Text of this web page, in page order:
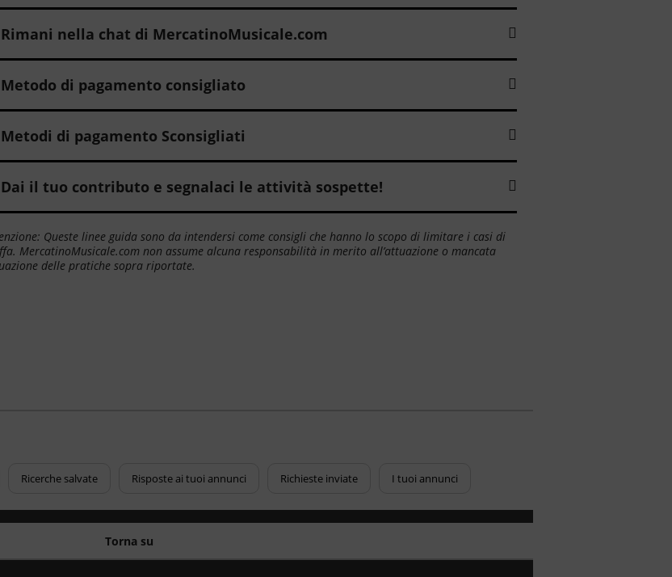
Rimani nella chat di MercatinoMusicale.com
di pagamento consigliato
Metodi di pagamento Sconsigliati
Dai il tuo contributo e segnalaci le attività sospette!
Queste linee guida sono da intendersi come consigli che hanno lo scopo di limitare i casi di
MercatinoMusicale.com non assume alcuna responsabilità in merito all’attuazione o mancata
delle pratiche sopra riportate.
Ricerche salvate Risposte ai tuoi annunci Richieste inviate I tuoi annunci
Torna su